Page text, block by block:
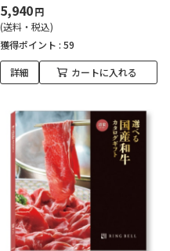
5,940円
(送料・税込)
獲得ポイント : 59
詳細 カートに入れる